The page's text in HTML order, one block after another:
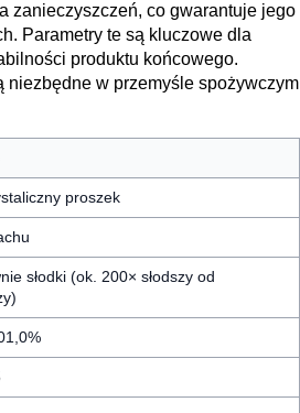
zanieczyszczeń, co gwarantuje jego
Parametry te są kluczowe dla
produktu końcowego.
w przemyśle spożywczym
proszek
słodki (ok. 200× słodszy od